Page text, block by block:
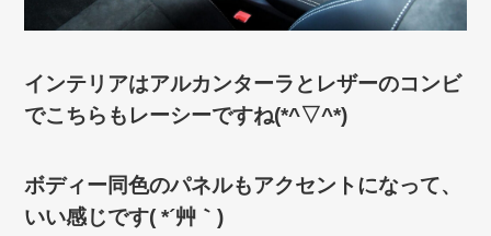
インテリアはアルカンターラとレザーのコンビ
でこちらもレーシーですね(*^▽^*)
ボディー同色のパネルもアクセントになって、
いい感じです( *´艸｀)